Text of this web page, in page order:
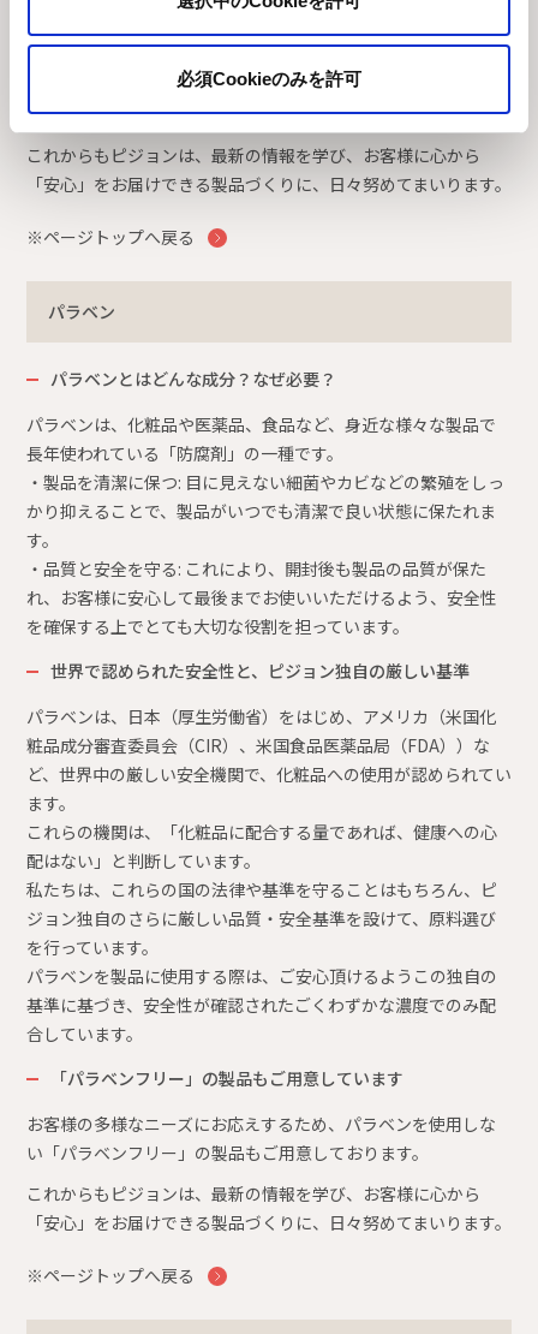
必須Cookieのみを許可
「タルクフリー」の製品もご用意しています
お客様の多様なニーズにお応えするため、タルクを使用しない
「タルクフリー」の製品もご用意しております。
これからもピジョンは、最新の情報を学び、お客様に心から
「安心」をお届けできる製品づくりに、日々努めてまいります。
※ページトップへ戻る
パラベン
パラベンとはどんな成分？なぜ必要？
パラベンは、化粧品や医薬品、食品など、身近な様々な製品で
長年使われている「防腐剤」の一種です。
・製品を清潔に保つ: 目に見えない細菌やカビなどの繁殖をしっ
かり抑えることで、製品がいつでも清潔で良い状態に保たれま
す。
・品質と安全を守る: これにより、開封後も製品の品質が保た
れ、お客様に安心して最後までお使いいただけるよう、安全性
を確保する上でとても大切な役割を担っています。
世界で認められた安全性と、ピジョン独自の厳しい基準
パラベンは、日本（厚生労働省）をはじめ、アメリカ（米国化
粧品成分審査委員会（CIR）、米国食品医薬品局（FDA））な
ど、世界中の厳しい安全機関で、化粧品への使用が認められてい
ます。
これらの機関は、「化粧品に配合する量であれば、健康への心
配はない」と判断しています。
私たちは、これらの国の法律や基準を守ることはもちろん、ピ
ジョン独自のさらに厳しい品質・安全基準を設けて、原料選び
を行っています。
パラベンを製品に使用する際は、ご安心頂けるようこの独自の
基準に基づき、安全性が確認されたごくわずかな濃度でのみ配
合しています。
「パラベンフリー」の製品もご用意しています
お客様の多様なニーズにお応えするため、パラベンを使用しな
い「パラベンフリー」の製品もご用意しております。
これからもピジョンは、最新の情報を学び、お客様に心から
「安心」をお届けできる製品づくりに、日々努めてまいります。
※ページトップへ戻る